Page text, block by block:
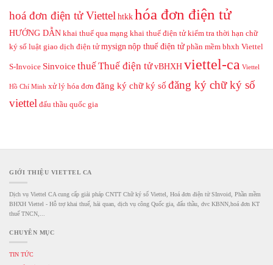
hoá đơn điện tử Viettel htkkhóa đơn điện tử
HƯỚNG DẪN khai thuế qua mạng khai thuế điện tử kiểm tra thời hạn chữ
ký số luật giao dịch điện tử mysign nộp thuế điện tử phần mềm bhxh Viettel
S-Invoice Sinvoice thuếThuế điện tửvBHXHviettel-ca Viettel
Hồ Chí Minh xử lý hóa đơn đăng ký chữ ký số đăng ký chữ ký số
viettel đấu thầu quốc gia
GIỚI THIỆU VIETTEL CA
Dịch vụ Viettel CA cung cấp giải pháp CNTT Chữ ký số Viettel, Hoá đơn điện tử SInvoid, Phần mềm
BHXH Viettel - Hỗ trợ khai thuế, hải quan, dịch vụ công Quốc gia, đấu thầu, dvc KBNN,hoá đơn KT
thuế TNCN,...
CHUYÊN MỤC
TIN TỨC